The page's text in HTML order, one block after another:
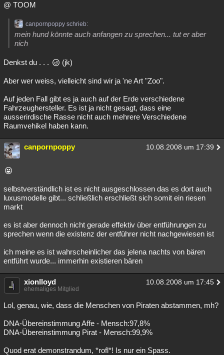
@ TOOM
canpornpoppy schrieb:
mein hund könnte auch anfangen zu sprechen... tut er aber
nich
Denkst du . . . (jk)
Aber wer weiss, vielleicht sind wir ja 'ne Art "Zoo".
Auf jeden Fall gibt es ja auch auf der Erde verschiedene
Fahrzeughersteller. Es ist ja nicht gesagt, dass eine
ausserirdische Rasse nicht auch mehrere Verschiedene
Raumvehikel haben kann.
canpornpoppy 10.08.2008 um 17:39
selbstverständlich ist es nicht ausgeschlossen das es dort auch
luxusmodelle gibt... schließlich erschließt sich somit ein riesen
markt
es ist aber dennoch nicht gerade effektiv über entführungen zu
sprechen wenn die existenz der entführer nicht nachgewiesen ist
ich meine es ist wahrscheinlicher das jelena nachts von bären
entführt wurde... immerhin existieren bären
xionlloyd 10.08.2008 um 17:45
ehemaliges Mitglied
Lol, genau, wie, dass die Menschen von Piraten abstammen, mh?
DNA-Übereinstimmung Affe - Mensch:97,8%
DNA-Übereinstimmung Pirat - Mensch:99,9%
Quod erat demonstrandum, *rofl*! Is nur ein Spass.